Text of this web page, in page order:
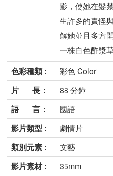
影，使她在髮
生許多的責怪
解她並且多方
一株白色酢漿
色彩種類 :
彩色 Color
片 長：
88 分鐘
語 言：
國語
影片類型 :
劇情片
類別元素 :
文藝
影片素材 :
35mm